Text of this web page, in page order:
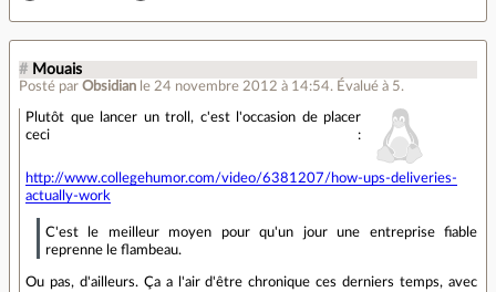
# Mouais
Posté par Obsidian le 24 novembre 2012 à 14:54. Évalué à 5.
Plutôt que lancer un troll, c'est l'occasion de placer
ceci :
http://www.collegehumor.com/video/6381207/how-ups-deliveries-
actually-work
C'est le meilleur moyen pour qu'un jour une entreprise fiable
reprenne le flambeau.
Ou pas, d'ailleurs. Ça a l'air d'être chronique ces derniers temps, avec